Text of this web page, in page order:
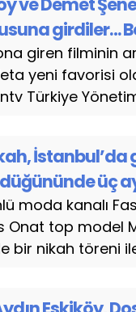
girdiler…
giren filminin
yeni favorisi
Türkiye
üç
moda kanalı
Onat top
bir nikah töreni